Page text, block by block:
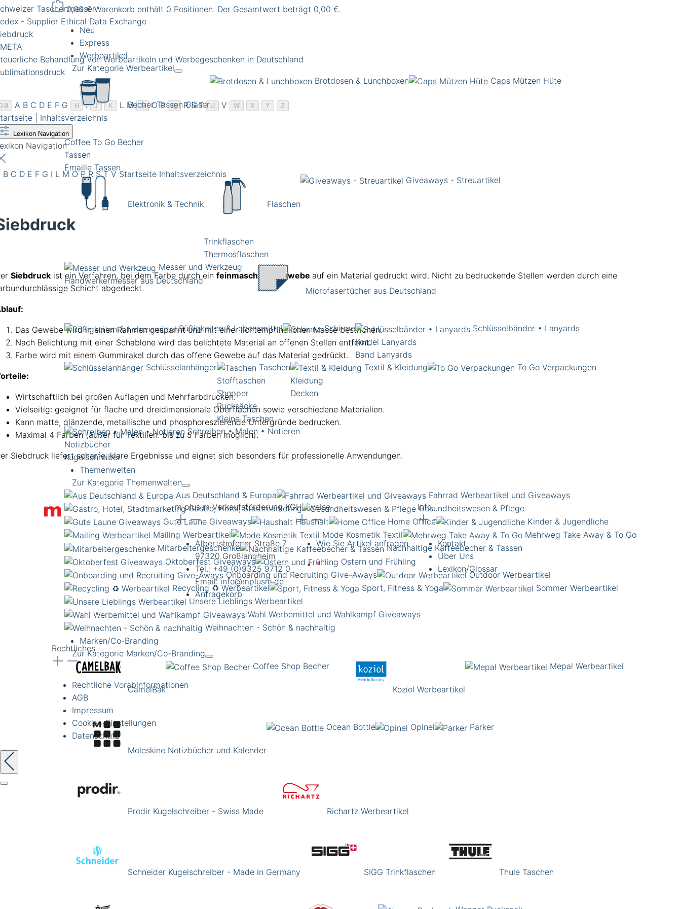
0,00 €Warenkorb enthält 0 Positionen. Der Gesamtwert beträgt 0,00 €.
Neu
Express
Werbeartikel
Zur Kategorie Werbeartikel
Becher Tassen Gläser
Coffee To Go Becher
Tassen
Emaille Tassen
Brotdosen & Lunchboxen Caps Mützen Hüte
Elektronik & Technik Flaschen
Trinkflaschen
Thermosflaschen
Giveaways - Streuartikel
Messer und Werkzeug
Handwerkermesser aus Deutschland
Microfasertücher aus Deutschland
Süßigkeiten & Lebensmittel Schirme
Schlüsselbänder • Lanyards
Kordel Lanyards
Band Lanyards
Schlüsselanhänger
Taschen
Stofftaschen
Shopper
Rucksäcke
Kleine Taschen
Textil & Kleidung
Kleidung
Decken
To Go Verpackungen
Schreiben • Malen • Notieren
Notizbücher
Kugelschreiber
Themenwelten
Zur Kategorie Themenwelten
Aus Deutschland & Europa
Fahrrad Werbeartikel und Giveaways
Gastro, Hotel, Stadtmarketing
Gesundheitswesen & Pflege
Gute Laune Giveaways
Haushalt Home Office
Kinder & Jugendliche
Mailing Werbeartikel
Mode Kosmetik Textil
Mehrweg Take Away & To Go
Mitarbeitergeschenke
Nachhaltige Kaffeebecher & Tassen
Oktoberfest Giveaways
Ostern und Frühling
Onboarding und Recruiting Give-Aways
Outdoor Werbeartikel
Recycling ♻️ Werbeartikel
Sport, Fitness & Yoga
Sommer Werbeartikel
Unsere Lieblings Werbeartikel
Wahl Werbemittel und Wahlkampf Giveaways
Weihnachten - Schön & nachhaltig
Marken/Co-Branding
Zur Kategorie Marken/Co-Branding
CamelBak
Coffee Shop Becher
Koziol Werbeartikel
Mepal Werbeartikel
Moleskine Notizbücher und Kalender
Ocean Bottle Opinel Parker
Prodir Kugelschreiber - Swiss Made Richartz Werbeartikel
Schneider Kugelschreiber - Made in Germany SIGG Trinkflaschen Thule Taschen
Taschenmesser
- Supplier Ethical Data Exchange
Behandlung von Werbeartikeln und Werbegeschenken in Deutschland
9 A B C D E F G H I J K L M N O P Q R S T U V W X Y Z
Inhaltsverzeichnis
Lexikon Navigation
Navigation
B C D E F G I L M O P R S T V Startseite Inhaltsverzeichnis
Siebdruck ist ein Verfahren, bei dem Farbe durch ein feinmaschiges Gewebe auf ein Material gedruckt wird. Nicht zu bedruckende Stellen werden durch eine
Schicht abgedeckt.
Das Gewebe wird in einen Rahmen gespannt und mit einer lichtempfindlichen Masse bestrichen.
Nach Belichtung mit einer Schablone wird das belichtete Material an offenen Stellen entfernt.
Farbe wird mit einem Gummirakel durch das offene Gewebe auf das Material gedrückt.
Wirtschaftlich bei großen Auflagen und Mehrfarbdrucken.
Vielseitig: geeignet für flache und dreidimensionale Oberflächen sowie verschiedene Materialien.
Kann matte, glänzende, metallische und phosphoreszierende Untergründe bedrucken.
Maximal 4 Farben (außer für Textilien: bis zu 5 Farben möglich).
Siebdruck liefert scharfe, klare Ergebnisse und eignet sich besonders für professionelle Anwendungen.
m plus m Verkaufsförderung KG
Albertshofener Straße 7
97320 Großlangheim
Tel.: +49 (0)9325 9712 0
Email:info@mplusm.de
Anfragekorb
Hinweise
Wie Sie Artikel anfragen
*Lieferung nur an
gewerbliche Kunden und
Institutionen. Alle Preise
unverbindlich. Irrtümer
vorbehalten.
Info
Kontakt
Über Uns
Lexikon/Glossar
Rechtliches
Rechtliche Vorabinformationen
AGB
Impressum
Cookies-Einstellungen
Datenschutz